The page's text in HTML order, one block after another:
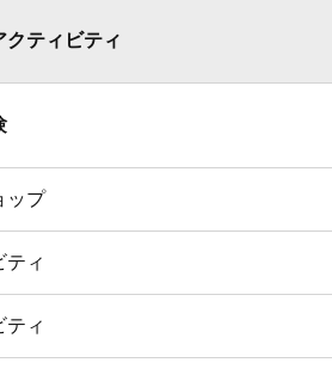
ティビティ
ップ
ティ
ティ